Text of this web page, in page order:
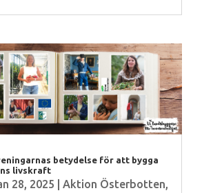
betydelse för att bygga
livskraft
28, 2025 Aktion Österbotten,